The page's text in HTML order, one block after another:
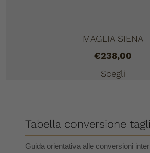
MAGLIA SIENA
€238,00
Scegli
Tabella conversione
Guida orientativa alle conversioni